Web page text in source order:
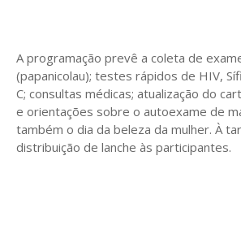
A programação prevê a coleta de
(papanicolau); testes rápidos de HIV,
C; consultas médicas; atualização do
e orientações sobre o autoexame de
também o dia da beleza da mulher. À
distribuição de lanche às participantes.